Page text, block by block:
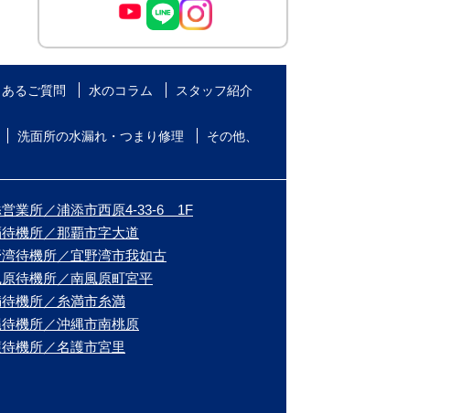
るご質問 水のコラム
スタッフ紹介
洗面所の水漏れ・つまり修理
その他、
業所／浦添市西原4-33-6 1F
機所／那覇市字大道
待機所／宜野湾市我如古
待機所／南風原町宮平
待機所／糸満市糸満
機所／沖縄市南桃原
機所／名護市宮里